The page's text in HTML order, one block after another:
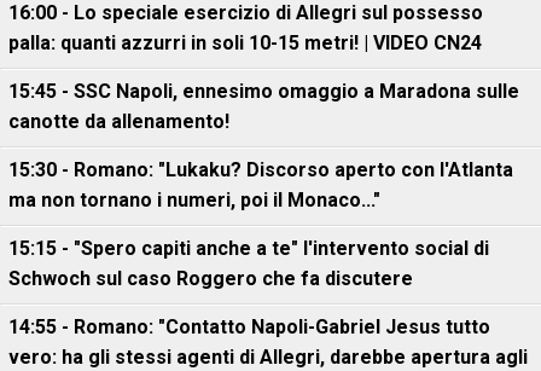
16:00 - Lo speciale esercizio di Allegri sul possesso
palla: quanti azzurri in soli 10-15 metri! | VIDEO CN24
15:45 - SSC Napoli, ennesimo omaggio a Maradona sulle
canotte da allenamento!
15:30 - Romano: "Lukaku? Discorso aperto con l'Atlanta
ma non tornano i numeri, poi il Monaco..."
15:15 - "Spero capiti anche a te" l'intervento social di
Schwoch sul caso Roggero che fa discutere
14:55 - Romano: "Contatto Napoli-Gabriel Jesus tutto
vero: ha gli stessi agenti di Allegri, darebbe apertura agli